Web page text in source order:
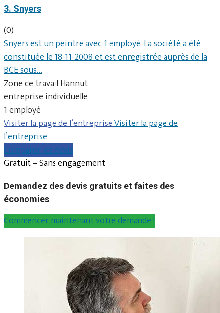
3. Snyers
(0)
Snyers est un peintre avec 1 employé. La société a été
constituée le 18-11-2008 et est enregistrée auprès de la
BCE sous…
Zone de travail Hannut
entreprise individuelle
1 employé
Visiter la page de l’entrepriseVisiter la page de
l’entreprise
Comparer les devis
Gratuit – Sans engagement
Demandez des devis gratuits et faites des
économies
Commencer maintenant votre demande !